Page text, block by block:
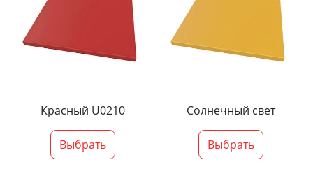
Красный U0210
Выбрать
Солнечный свет
Выбрать